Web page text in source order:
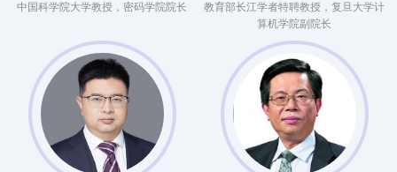
中国科学院大学教授，密码学院院长
教育部长江学者特聘教授，复旦大学计
算机学院副院长